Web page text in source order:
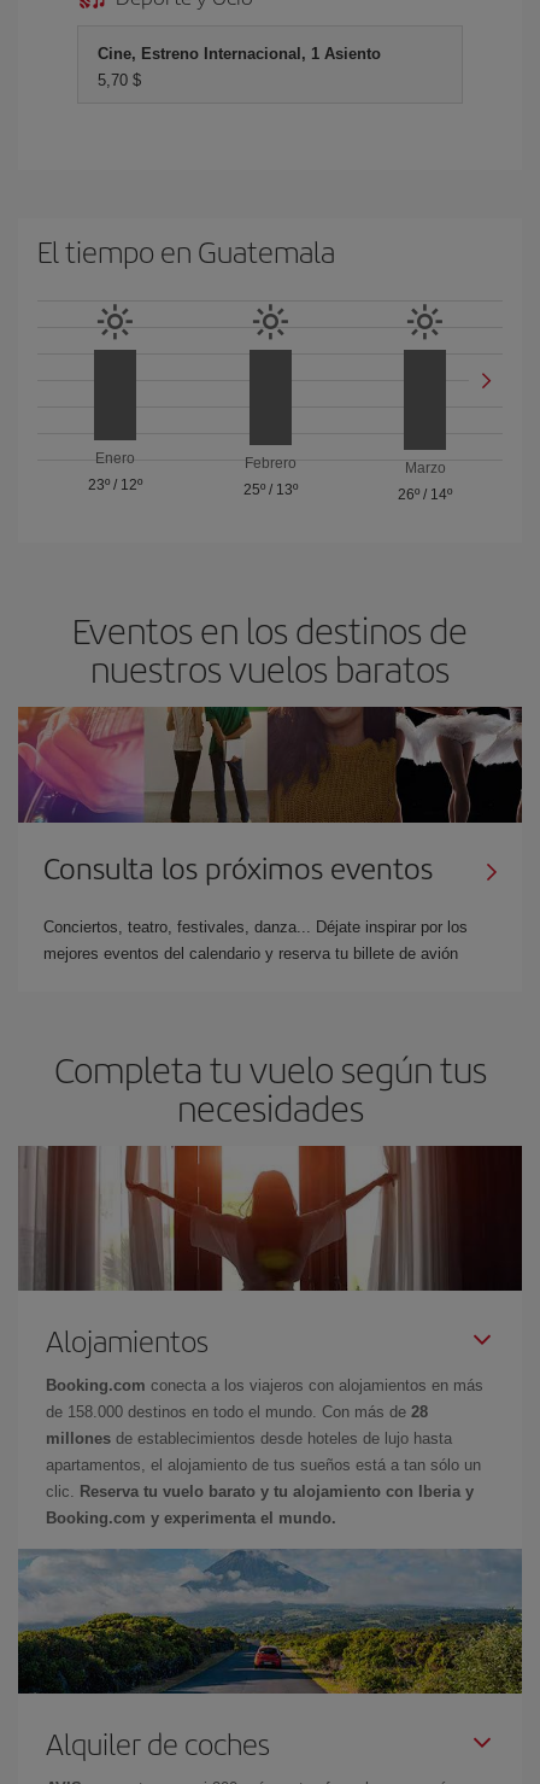
Cine, Estreno Internacional, 1 Asiento
5,70 $
El tiempo en Guatemala
Enero
23º/ 12º
Febrero
25º/ 13º
Marzo
26º / 14º
Eventos en los destinos de
nuestros vuelos baratos
Consulta los próximos eventos
Conciertos, teatro, festivales, danza... Déjate inspirar por los
mejores eventos del calendario y reserva tu billete de avión
Completa tu vuelo según tus
necesidades
Alojamientos
Booking.com conecta a los viajeros con alojamientos en más
de 158.000 destinos en todo el mundo. Con más de 28
millones de establecimientos desde hoteles de lujo hasta
apartamentos, el alojamiento de tus sueños está a tan sólo un
clic.
Reserva tu vuelo barato y tu alojamiento con Iberia y
Booking.com y experimenta el mundo.
Alquiler de coches